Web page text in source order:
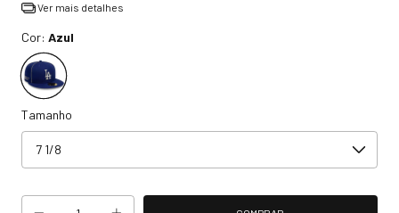
Ver mais detalhes
Cor: Azul
Tamanho